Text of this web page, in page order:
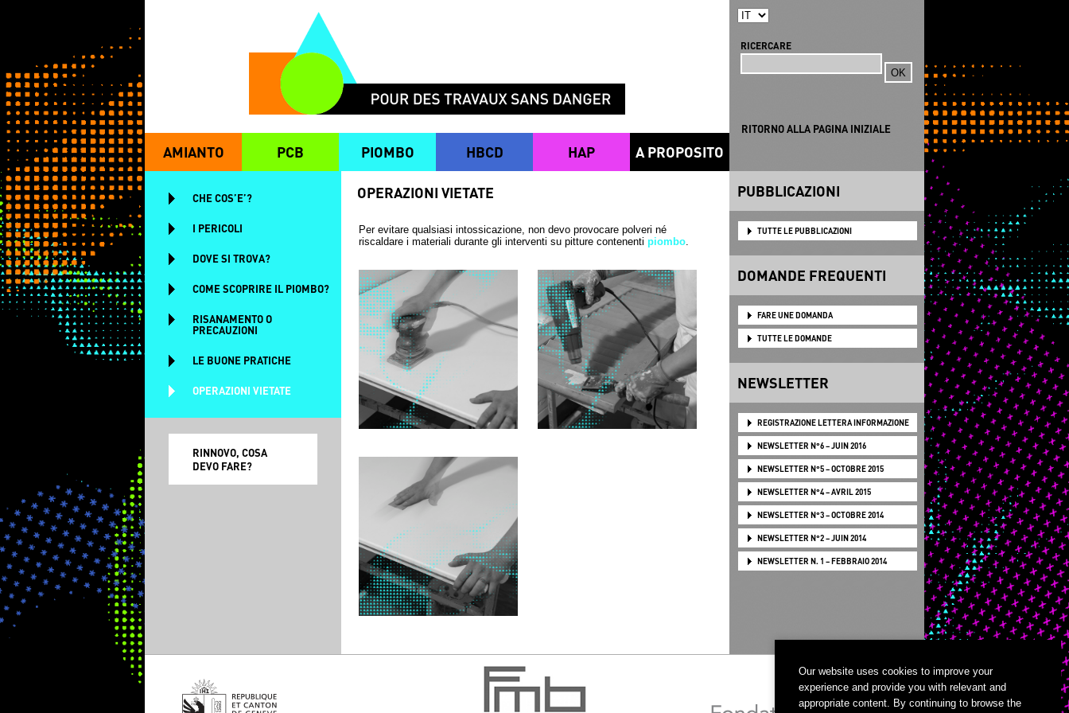
MENU PRINCIPALE
AMIANTO PCB PIOMBO HBCD HAP A PROPOSITO
RICERCARE
Ricerca
RITORNO ALLA PAGINA INIZIALE
PUBBLICAZIONI
TUTTE LE PUBBLICAZIONI
DOMANDE FREQUENTI
FARE UNE DOMANDA
TUTTE LE DOMANDE
NEWSLETTER
REGISTRAZIONE LETTERA INFORMAZIONE
NEWSLETTER N°6 – JUIN 2016
NEWSLETTER N°5 – OCTOBRE 2015
NEWSLETTER N°4 – AVRIL 2015
NEWSLETTER N°3 – OCTOBRE 2014
NEWSLETTER N°2 – JUIN 2014
NEWSLETTER N. 1 – FEBBRAIO 2014
CHE COS’E’?
I PERICOLI
DOVE SI TROVA?
COME SCOPRIRE IL PIOMBO?
RISANAMENTO O
PRECAUZIONI
LE BUONE PRATICHE
OPERAZIONI VIETATE
RINNOVO, COSA
DEVO FARE?
OPERAZIONI VIETATE
Per evitare qualsiasi intossicazione, non devo provocare polveri né
riscaldare i materiali durante gli interventi su pitture contenenti piombo
Our website uses cookies to improve your
experience and provide you with relevant and
appropriate content. By continuing to browse the